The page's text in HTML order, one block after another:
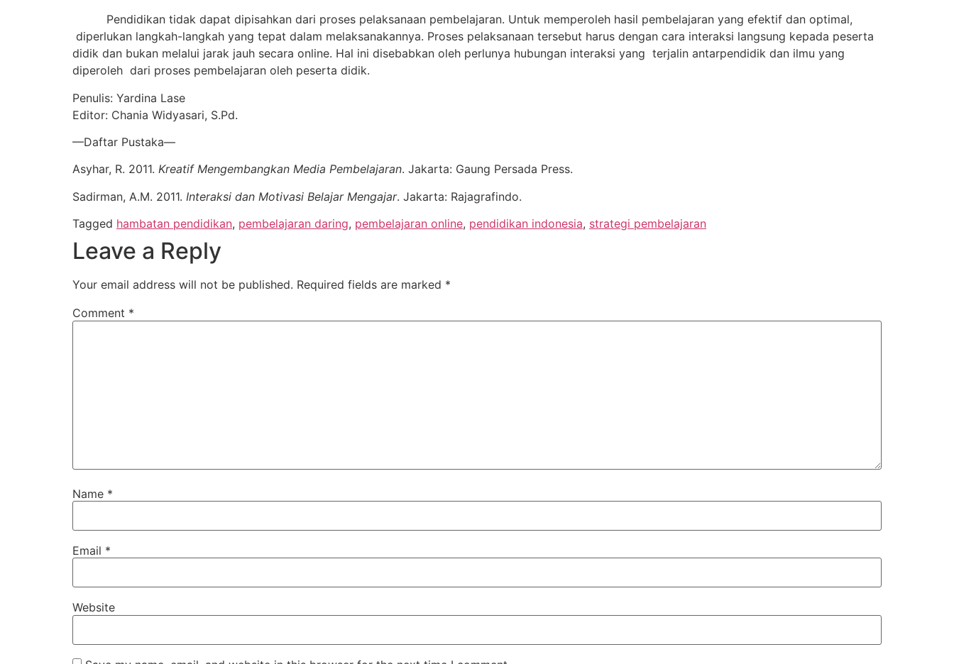
Pendidikan tidak dapat dipisahkan dari proses pelaksanaan pembelajaran. Untuk memperoleh hasil pembelajaran yang efektif dan optimal,
diperlukan langkah-langkah yang tepat dalam melaksanakannya. Proses pelaksanaan tersebut harus dengan cara interaksi langsung kepada peserta
didik dan bukan melalui jarak jauh secara online. Hal ini disebabkan oleh perlunya hubungan interaksi yang terjalin antarpendidik dan ilmu yang
diperoleh dari proses pembelajaran oleh peserta didik.
Penulis: Yardina Lase
Editor: Chania Widyasari, S.Pd.
—Daftar Pustaka—
Asyhar, R. 2011. Kreatif Mengembangkan Media Pembelajaran. Jakarta: Gaung Persada Press.
Sadirman, A.M. 2011. Interaksi dan Motivasi Belajar Mengajar. Jakarta: Rajagrafindo.
Tagged hambatan pendidikan, pembelajaran daring, pembelajaran online, pendidikan indonesia, strategi pembelajaran
Leave a Reply
Your email address will not be published. Required fields are marked *
Comment *
Name *
Email *
Website